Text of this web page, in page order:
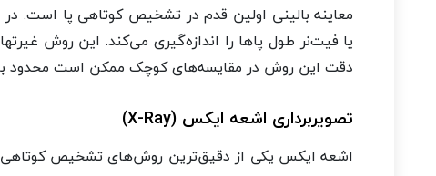
معاینه بالینی اولین قدم در تشخیص کوتاهی پا است. در
یا فیت‌نر طول پاها را اندازه‌گیری می‌کند. این روش
دقت این روش در مقایسه‌های کوچک ممکن است محدود
تصویربرداری اشعه ایکس (X-Ray)
اشعه ایکس یکی از دقیق‌ترین روش‌های تشخیص